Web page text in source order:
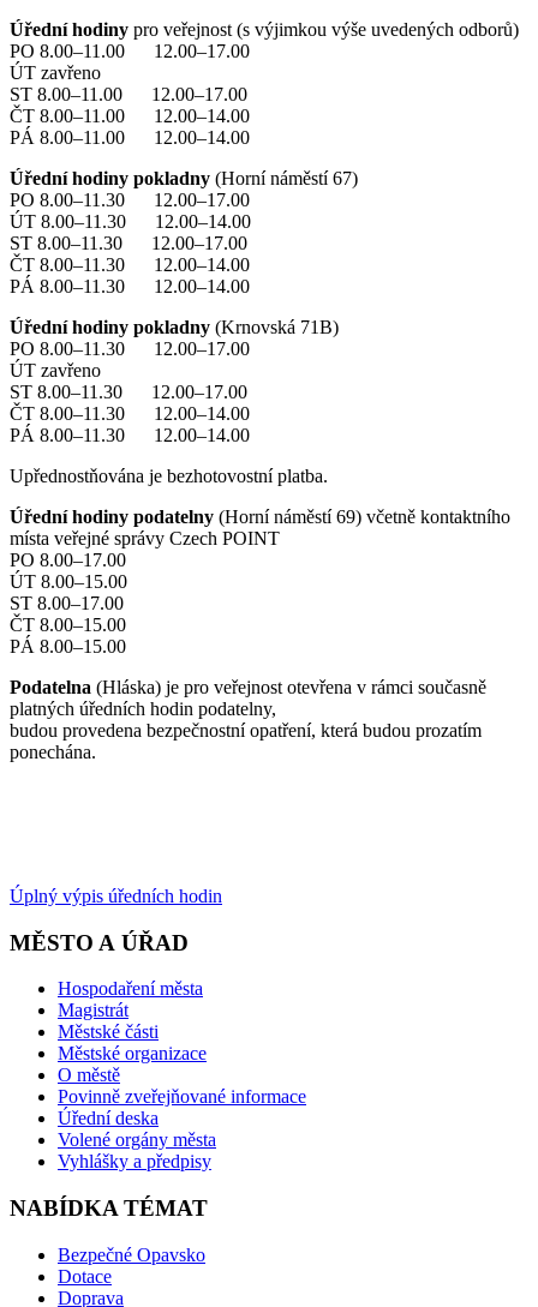
Úřední hodiny pro veřejnost (s výjimkou výše uvedených odborů)
PO 8.00–11.00 12.00–17.00
ÚT zavřeno
ST 8.00–11.00 12.00–17.00
ČT 8.00–11.00 12.00–14.00
PÁ 8.00–11.00 12.00–14.00
Úřední hodiny pokladny (Horní náměstí 67)
PO 8.00–11.30 12.00–17.00
ÚT 8.00–11.30 12.00–14.00
ST 8.00–11.30 12.00–17.00
ČT 8.00–11.30 12.00–14.00
PÁ 8.00–11.30 12.00–14.00
Úřední hodiny pokladny (Krnovská 71B)
PO 8.00–11.30 12.00–17.00
ÚT zavřeno
ST 8.00–11.30 12.00–17.00
ČT 8.00–11.30 12.00–14.00
PÁ 8.00–11.30 12.00–14.00
Upřednostňována je bezhotovostní platba.
Úřední hodiny podatelny (Horní náměstí 69) včetně kontaktního
místa veřejné správy Czech POINT
PO 8.00–17.00
ÚT 8.00–15.00
ST 8.00–17.00
ČT 8.00–15.00
PÁ 8.00–15.00
Podatelna (Hláska) je pro veřejnost otevřena v rámci současně
platných úředních hodin podatelny,
budou provedena bezpečnostní opatření, která budou prozatím
ponechána.
Úplný výpis úředních hodin
MĚSTO A ÚŘAD
Hospodaření města
Magistrát
Městské části
Městské organizace
O městě
Povinně zveřejňované informace
Úřední deska
Volené orgány města
Vyhlášky a předpisy
NABÍDKA TÉMAT
Bezpečné Opavsko
Dotace
Doprava